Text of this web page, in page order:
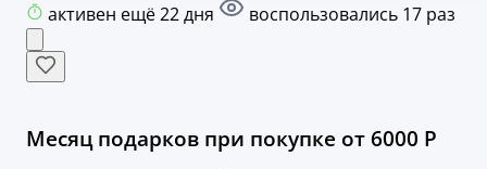
активен ещё 22 дня воспользовались 17 раз
Месяц подарков при покупке от 6000 Р